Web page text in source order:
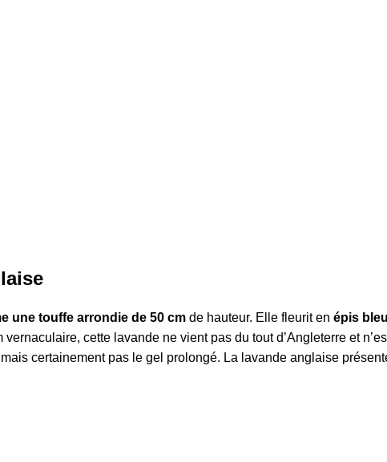
une touffe arrondie de 50 cm de hauteur. Elle fleurit en épis
cette lavande ne vient pas du tout d’Angleterre et
certainement pas le gel prolongé. La lavande anglaise